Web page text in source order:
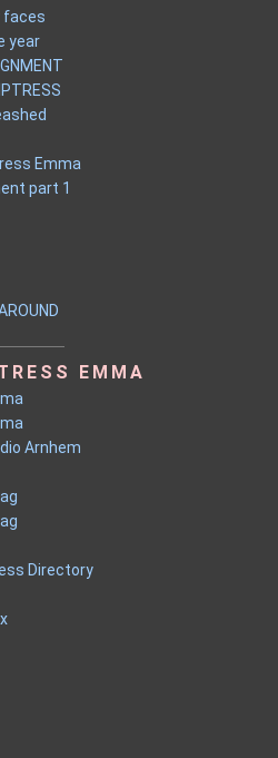
faces
year
Emma
part 1
EMMA
Arnhem
Directory